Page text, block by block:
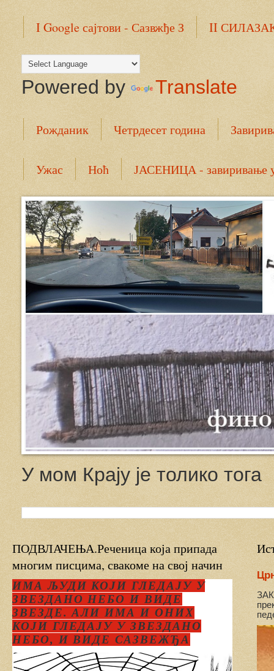
I Google сајтови - Сазвжђе З
II
Powered by Translate
Рожданик Четрдесет година
Ужас
Ноћ ЈАСЕНИЦА - завиривање
У мом Крају је толико тога
ПОДВЛАЧЕЊА.Реченица која припада
многим писцима, свакоме на свој начин
ИМА ЉУДИ КОЈИ ГЛЕДАЈУ У
ЗВЕЗДАНО НЕБО И ВИДЕ
ЗВЕЗДЕ. АЛИ ИМА И ОНИХ
КОЈИ ГЛЕДАЈУ У ЗВЕЗДАНО
НЕБО, И ВИДЕ САЗВЕЖЂА